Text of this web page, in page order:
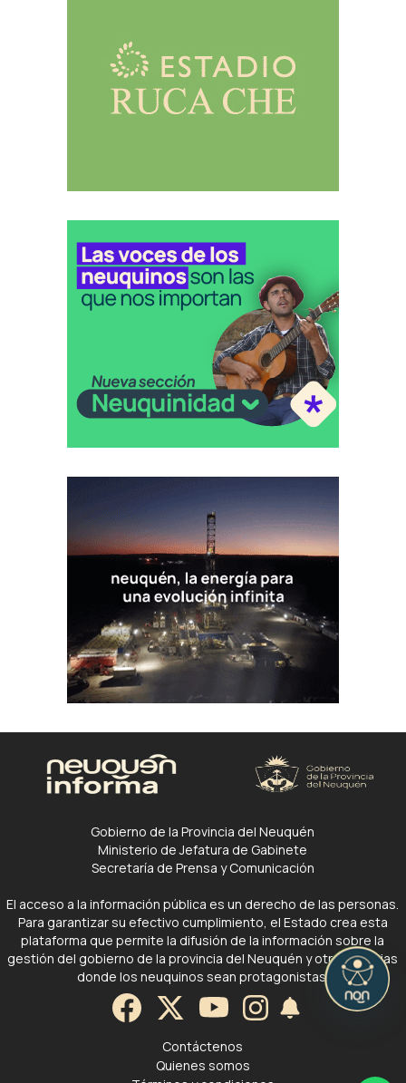
Gobierno de la Provincia del Neuquén
Ministerio de Jefatura de Gabinete
Secretaría de Prensa y Comunicación
El acceso a la información pública es un derecho de las personas.
Para garantizar su efectivo cumplimiento, el Estado crea esta
plataforma que permite la difusión de la información sobre la
gestión del gobierno de la provincia del Neuquén y otras noticias
donde los neuquinos sean protagonistas.
Contáctenos
Quienes somos